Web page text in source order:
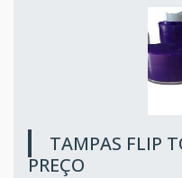
TAMPAS FLIP
PREÇO